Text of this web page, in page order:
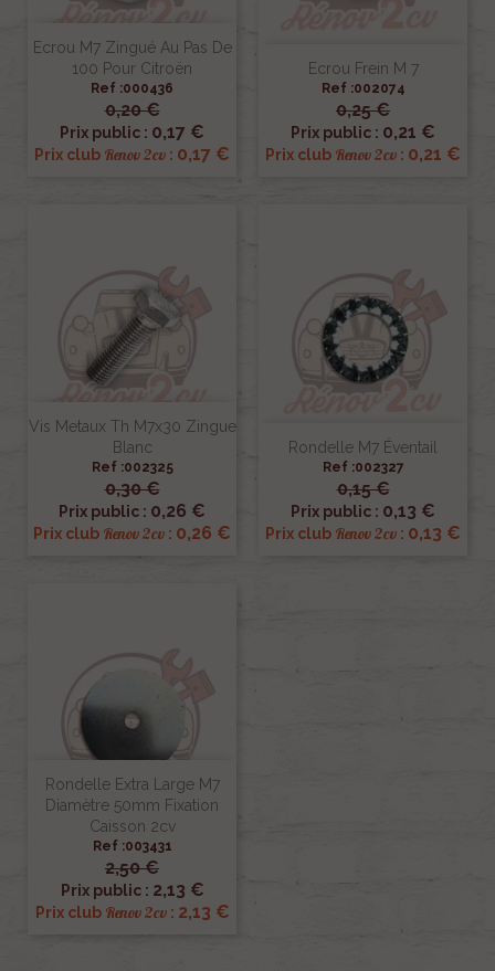
Ecrou M7 Zingué Au Pas De
100 Pour Citroën
Ref :000436
0,20 €
Prix public : 0,17 €
Prix club Renov 2cv : 0,17 €
Ecrou Frein M 7
Ref :002074
0,25 €
Prix public : 0,21 €
Prix club Renov 2cv : 0,21 €
Vis Metaux Th M7x30 Zingue
Blanc
Ref :002325
0,30 €
Prix public : 0,26 €
Prix club Renov 2cv : 0,26 €
Rondelle M7 Éventail
Ref :002327
0,15 €
Prix public : 0,13 €
Prix club Renov 2cv : 0,13 €
Rondelle Extra Large M7
Diamètre 50mm Fixation
Caisson 2cv
Ref :003431
2,50 €
Prix public : 2,13 €
Prix club Renov 2cv: 2,13 €